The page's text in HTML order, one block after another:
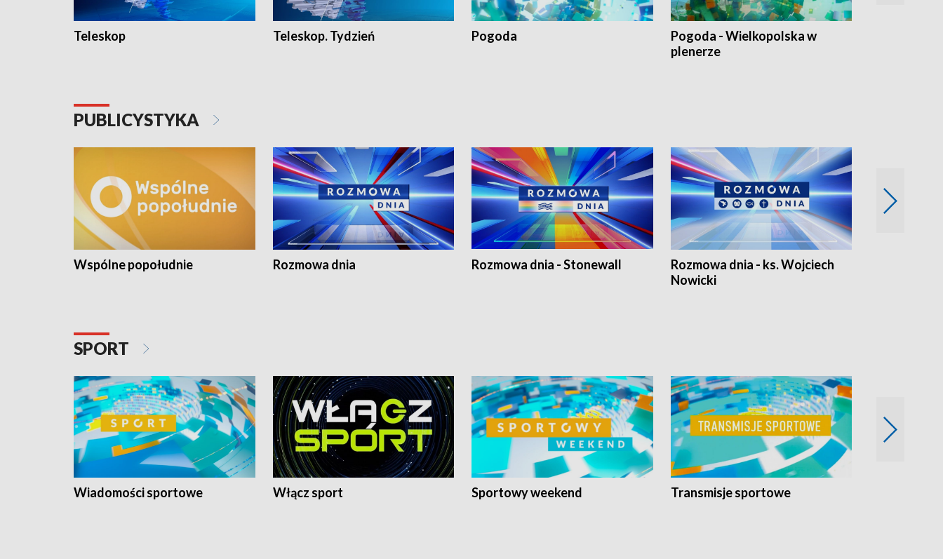
Teleskop Teleskop. Tydzień Pogoda
Pogoda - Wielkopolska w
plenerze
PUBLICYSTYKA
Wspólne popołudnie Rozmowa dnia Rozmowa dnia - Stonewall
Rozmowa dnia - ks. Wojciech
Nowicki
SPORT
Wiadomości sportowe Włącz sport Sportowy weekend Transmisje sportowe